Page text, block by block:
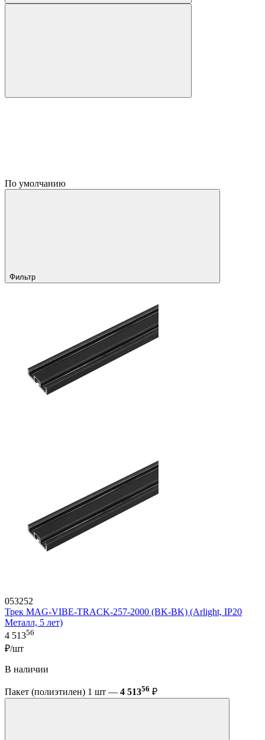
По умолчанию
Фильтр
053252
Трек MAG-VIBE-TRACK-257-2000 (BK-BK) (Arlight, IP20
Металл, 5 лет)
4 51356
₽/шт
В наличии
Пакет (полиэтилен) 1 шт — 4 51356 ₽